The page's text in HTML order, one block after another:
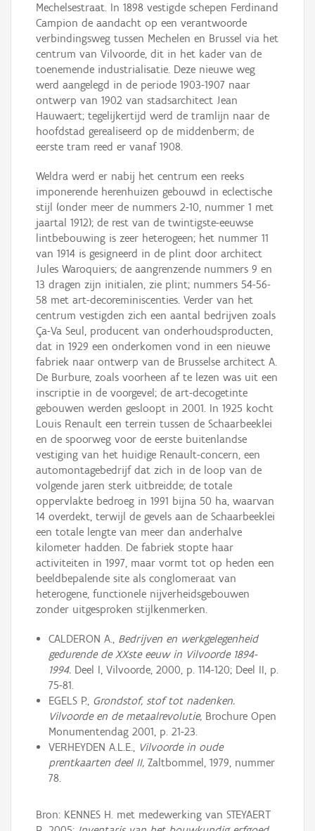
Mechelsestraat. In 1898 vestigde schepen Ferdinand
Campion de aandacht op een verantwoorde
verbindingsweg tussen Mechelen en Brussel via het
centrum van Vilvoorde, dit in het kader van de
toenemende industrialisatie. Deze nieuwe weg
werd aangelegd in de periode 1903-1907 naar
ontwerp van 1902 van stadsarchitect Jean
Hauwaert; tegelijkertijd werd de tramlijn naar de
hoofdstad gerealiseerd op de middenberm; de
eerste tram reed er vanaf 1908.
Weldra werd er nabij het centrum een reeks
imponerende herenhuizen gebouwd in eclectische
stijl (onder meer de nummers 2-10, nummer 1 met
jaartal 1912); de rest van de twintigste-eeuwse
lintbebouwing is zeer heterogeen; het nummer 11
van 1914 is gesigneerd in de plint door architect
Jules Waroquiers; de aangrenzende nummers 9 en
13 dragen zijn initialen, zie plint; nummers 54-56-
58 met art-decoreminiscenties. Verder van het
centrum vestigden zich een aantal bedrijven zoals
Ça-Va Seul, producent van onderhoudsproducten,
dat in 1929 een onderkomen vond in een nieuwe
fabriek naar ontwerp van de Brusselse architect A.
De Burbure, zoals voorheen af te lezen was uit een
inscriptie in de voorgevel; de art-decogetinte
gebouwen werden gesloopt in 2001. In 1925 kocht
Louis Renault een terrein tussen de Schaarbeeklei
en de spoorweg voor de eerste buitenlandse
vestiging van het huidige Renault-concern, een
automontagebedrijf dat zich in de loop van de
volgende jaren sterk uitbreidde; de totale
oppervlakte bedroeg in 1991 bijna 50 ha, waarvan
14 overdekt, terwijl de gevels aan de Schaarbeeklei
een totale lengte van meer dan anderhalve
kilometer hadden. De fabriek stopte haar
activiteiten in 1997, maar vormt tot op heden een
beeldbepalende site als conglomeraat van
heterogene, functionele nijverheidsgebouwen
zonder uitgesproken stijlkenmerken.
CALDERON A., Bedrijven en werkgelegenheid
gedurende de XXste eeuw in Vilvoorde 1894-
1994.Deel I, Vilvoorde, 2000, p. 114-120; Deel II, p.
75-81.
EGELS P.,Grondstof, stof tot nadenken.
Vilvoorde en de metaalrevolutie,Brochure Open
Monumentendag 2001, p. 21-23.
VERHEYDEN A.L.E., Vilvoorde in oude
prentkaarten deel II, Zaltbommel, 1979, nummer
78.
Bron: KENNES H. met medewerking van STEYAERT